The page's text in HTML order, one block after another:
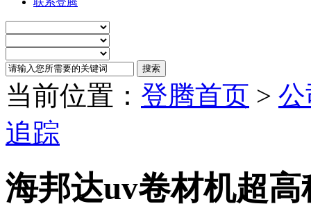
当前位置： 登腾首页 >
追踪
海邦达uv卷材机超